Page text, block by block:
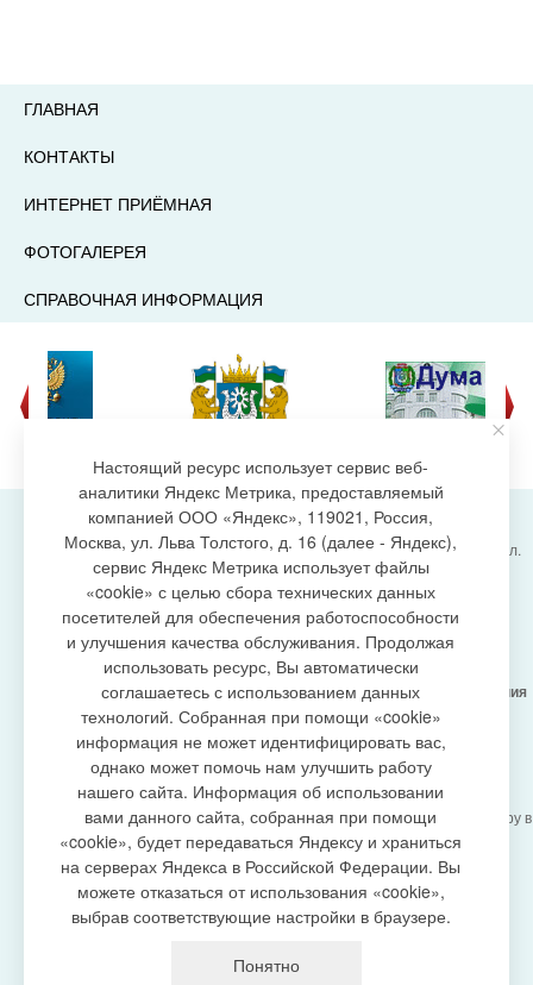
ГЛАВНАЯ
КОНТАКТЫ
ИНТЕРНЕТ ПРИЁМНАЯ
ФОТОГАЛЕРЕЯ
СПРАВОЧНАЯ ИНФОРМАЦИЯ
создание сайта
Администрация городского поселения Излучинск, ул.
Энергетиков, 6, пгт. Излучинск, Нижневартовский
район,
Ханты-Мансийский автономный округ-Югра
(Тюменская область), 628634
Сетевое изданиеhttps://www.gp-izluchinsk.ru
16+
Учредитель -Администрация городского поселения
Излучинск
Главный редактор - Бурич Денис Ярославович
Телефон/факс: (3466) 28-13-77 , e-mail:
admizl@rambler.ru
Сетевое изданиеhttps://www.gp-izluchinsk.ru
зарегистрировано Федеральной службой по надзору в
сфере связи,
информационных технологий и массовых
коммуникаций (Роскомнадзор), регистрационный
номер СМИ
ЭЛ № ФС77-87353 от 27.04.2024
персональных данных
Настоящий ресурс использует сервис веб-
аналитики Яндекс Метрика, предоставляемый
компанией ООО «Яндекс», 119021, Россия,
Москва, ул. Льва Толстого, д. 16 (далее - Яндекс),
сервис Яндекс Метрика использует файлы
«cookie» с целью сбора технических данных
посетителей для обеспечения работоспособности
и улучшения качества обслуживания. Продолжая
использовать ресурс, Вы автоматически
соглашаетесь с использованием данных
технологий. Собранная при помощи «cookie»
информация не может идентифицировать вас,
однако может помочь нам улучшить работу
нашего сайта. Информация об использовании
вами данного сайта, собранная при помощи
«cookie», будет передаваться Яндексу и храниться
на серверах Яндекса в Российской Федерации. Вы
можете отказаться от использования «cookie»,
выбрав соответствующие настройки в браузере.
Понятно